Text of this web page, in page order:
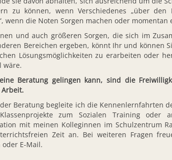
zu können, wenn Verschiedenes „über den
wenn die Noten Sorgen machen oder
und auch größeren Sorgen, die sich im
Bereichen ergeben, könnt Ihr und können
Lösungsmöglichkeiten zu erarbeiten oder
wäre.
Beratung gelingen kann, sind die
Beratung begleite ich die Kennenlernfahrten
zum Sozialen Training oder
mit meinen Kolleginnen im Schulzentrum
Zeit an. Bei weiteren Fragen
oder E-Mail.